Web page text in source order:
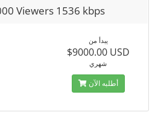
Viewers 1536 kbps
يبدأ من
$9000.00 USD
شهري
أطلبه الآن